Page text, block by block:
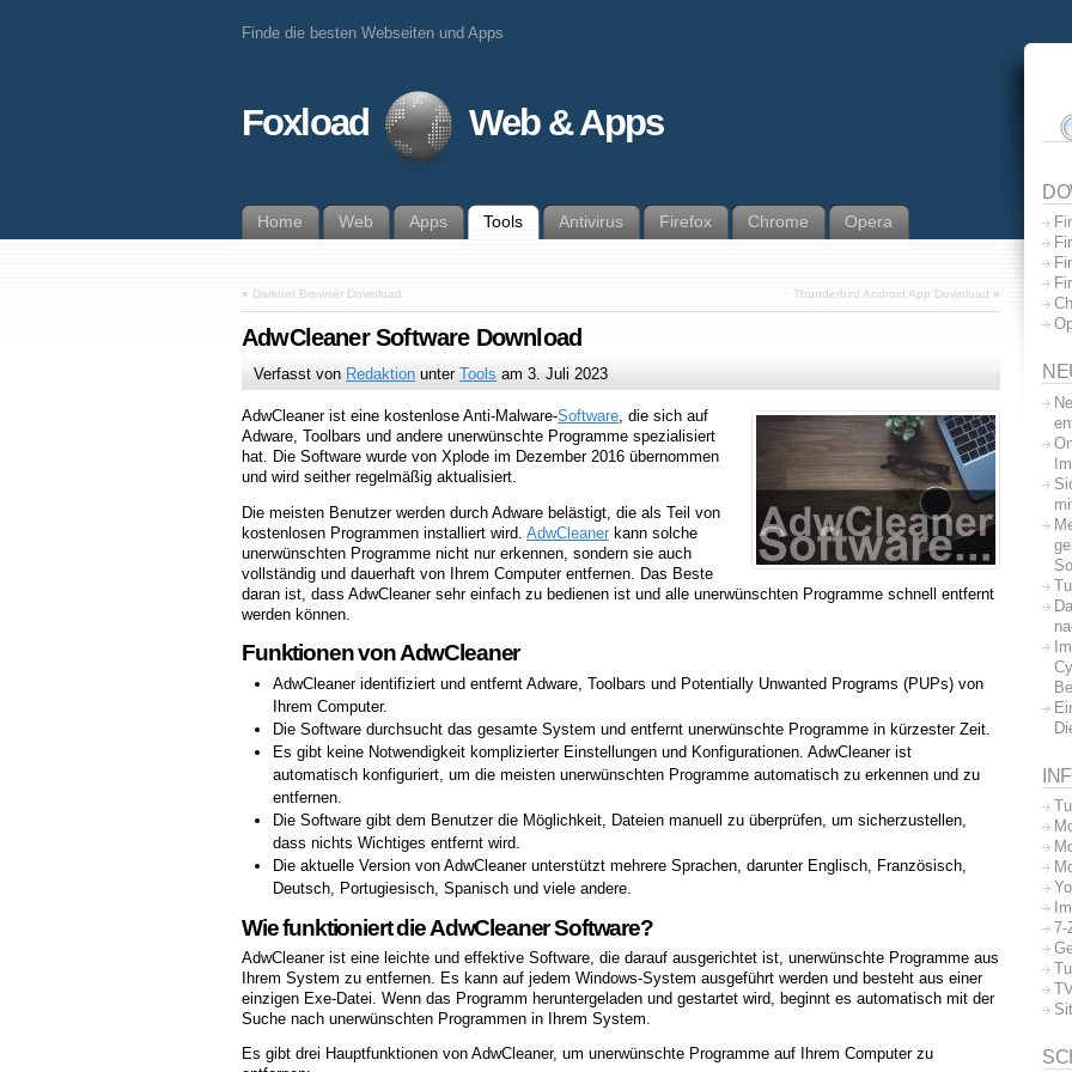
Finde die besten Webseiten und Apps
Foxload Web & Apps
Home Web Apps Tools Antivirus Firefox Chrome Opera
« Darknet Browser Download Thunderbird Android App Download »
AdwCleaner Software Download
Verfasst von Redaktion unterTools am3. Juli 2023
AdwCleaner ist eine kostenlose Anti-Malware-Software, die sich auf
Adware, Toolbars und andere unerwünschte Programme spezialisiert
hat. Die Software wurde von Xplode im Dezember 2016 übernommen
und wird seither regelmäßig aktualisiert.
Die meisten Benutzer werden durch Adware belästigt, die als Teil von
kostenlosen Programmen installiert wird. AdwCleaner kann solche
unerwünschten Programme nicht nur erkennen, sondern sie auch
vollständig und dauerhaft von Ihrem Computer entfernen. Das Beste
daran ist, dass AdwCleaner sehr einfach zu bedienen ist und alle unerwünschten Programme schnell entfernt
werden können.
Funktionen von AdwCleaner
AdwCleaner identifiziert und entfernt Adware, Toolbars und Potentially Unwanted Programs (PUPs) von
Ihrem Computer.
Die Software durchsucht das gesamte System und entfernt unerwünschte Programme in kürzester Zeit.
Es gibt keine Notwendigkeit komplizierter Einstellungen und Konfigurationen. AdwCleaner ist
automatisch konfiguriert, um die meisten unerwünschten Programme automatisch zu erkennen und zu
entfernen.
Die Software gibt dem Benutzer die Möglichkeit, Dateien manuell zu überprüfen, um sicherzustellen,
dass nichts Wichtiges entfernt wird.
Die aktuelle Version von AdwCleaner unterstützt mehrere Sprachen, darunter Englisch, Französisch,
Deutsch, Portugiesisch, Spanisch und viele andere.
Wie funktioniert die AdwCleaner Software?
AdwCleaner ist eine leichte und effektive Software, die darauf ausgerichtet ist, unerwünschte Programme aus
Ihrem System zu entfernen. Es kann auf jedem Windows-System ausgeführt werden und besteht aus einer
einzigen Exe-Datei. Wenn das Programm heruntergeladen und gestartet wird, beginnt es automatisch mit der
Suche nach unerwünschten Programmen in Ihrem System.
Es gibt drei Hauptfunktionen von AdwCleaner, um unerwünschte Programme auf Ihrem Computer zu
7-